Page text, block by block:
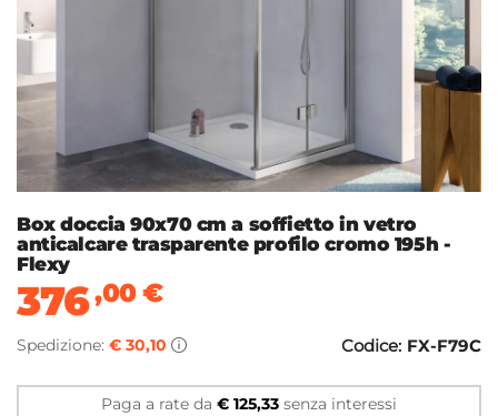
Box doccia 90x70 cm a soffietto in vetro
anticalcare trasparente profilo cromo 195h -
Flexy
376,00€
Spedizione: € 30,10 Codice: FX-F79C
Paga a rate da € 125,33 senza interessi